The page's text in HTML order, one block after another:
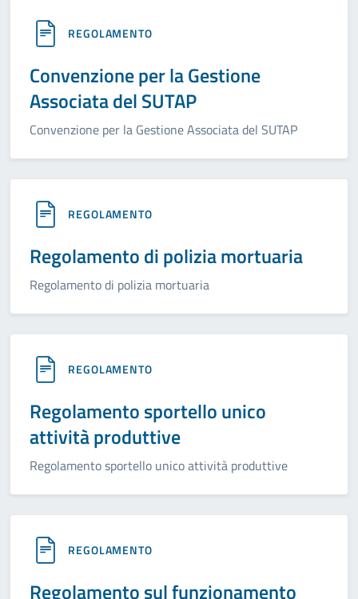
REGOLAMENTO
Convenzione per la Gestione
Associata del SUTAP
Convenzione per la Gestione Associata del SUTAP
REGOLAMENTO
Regolamento di polizia mortuaria
Regolamento di polizia mortuaria
REGOLAMENTO
Regolamento sportello unico
attività produttive
Regolamento sportello unico attività produttive
REGOLAMENTO
Regolamento sul funzionamento